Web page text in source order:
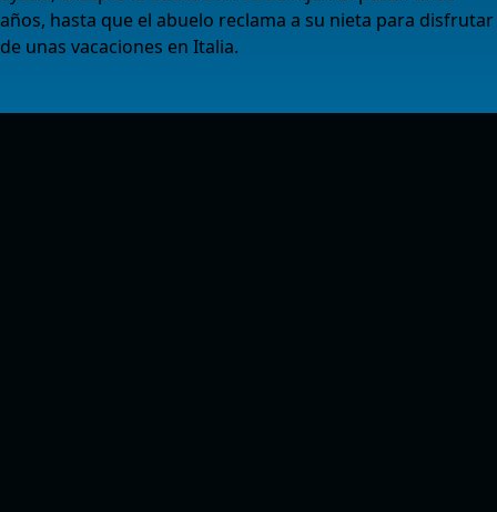
años, hasta que el abuelo reclama a su nieta para disfrutar
de unas vacaciones en Italia.